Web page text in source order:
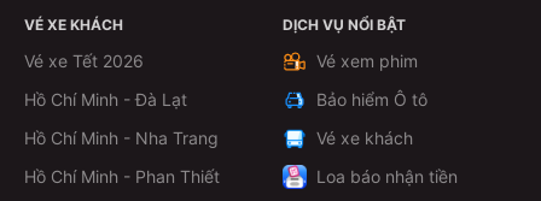
VÉ XE KHÁCH
Vé xe Tết 2026
Hồ Chí Minh - Đà Lạt
Hồ Chí Minh - Nha Trang
Hồ Chí Minh - Phan Thiết
DỊCH VỤ NỔI BẬT
Vé xem phim
Bảo hiểm Ô tô
Vé xe khách
Loa báo nhận tiền